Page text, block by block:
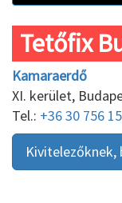
Tetőfix
Kamaraerdő
XI. kerület,
Tel.: +36 30 756
Kivitelezőknek,